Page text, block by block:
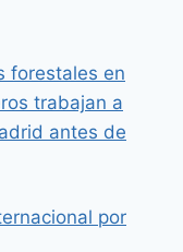
forestales en
trabajan a
antes de
por